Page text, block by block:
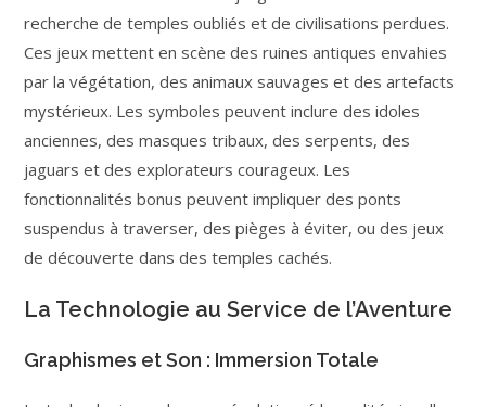
recherche de temples oubliés et de civilisations perdues.
Ces jeux mettent en scène des ruines antiques envahies
par la végétation, des animaux sauvages et des artefacts
mystérieux. Les symboles peuvent inclure des idoles
anciennes, des masques tribaux, des serpents, des
jaguars et des explorateurs courageux. Les
fonctionnalités bonus peuvent impliquer des ponts
suspendus à traverser, des pièges à éviter, ou des jeux
de découverte dans des temples cachés.
La Technologie au Service de l’Aventure
Graphismes et Son : Immersion Totale